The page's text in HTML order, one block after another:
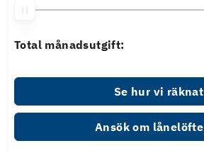
Total månadsutgift:
Se hur vi räknat
Ansök om lånelöfte